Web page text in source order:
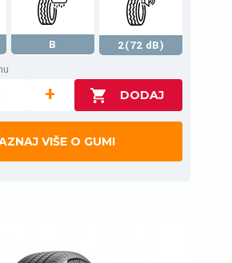
B
2(72 dB)
+
VIŠE O GUMI